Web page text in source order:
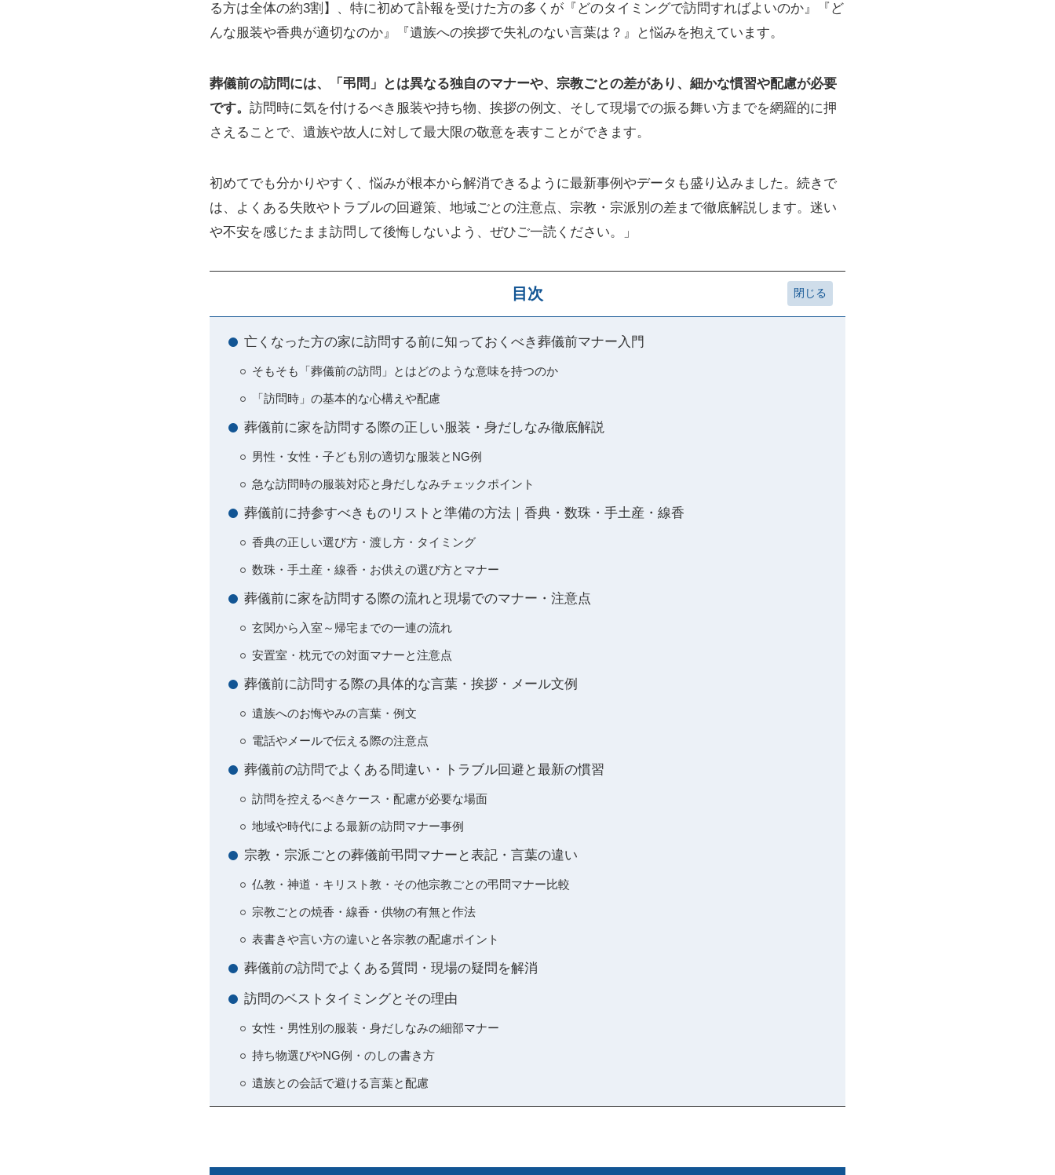
る方は全体の約3割】、特に初めて訃報を受けた方の多くが『どのタイミングで訪問すればよいのか』『ど
んな服装や香典が適切なのか』『遺族への挨拶で失礼のない言葉は？』と悩みを抱えています。
葬儀前の訪問には、「弔問」とは異なる独自のマナーや、宗教ごとの差があり、細かな慣習や配慮が必要
です。 訪問時に気を付けるべき服装や持ち物、挨拶の例文、そして現場での振る舞い方までを網羅的に押
さえることで、遺族や故人に対して最大限の敬意を表すことができます。
初めてでも分かりやすく、悩みが根本から解消できるように最新事例やデータも盛り込みました。続きで
は、よくある失敗やトラブルの回避策、地域ごとの注意点、宗教・宗派別の差まで徹底解説します。迷い
や不安を感じたまま訪問して後悔しないよう、ぜひご一読ください。」
目次
亡くなった方の家に訪問する前に知っておくべき葬儀前マナー入門
そもそも「葬儀前の訪問」とはどのような意味を持つのか
「訪問時」の基本的な心構えや配慮
葬儀前に家を訪問する際の正しい服装・身だしなみ徹底解説
男性・女性・子ども別の適切な服装とNG例
急な訪問時の服装対応と身だしなみチェックポイント
葬儀前に持参すべきものリストと準備の方法｜香典・数珠・手土産・線香
香典の正しい選び方・渡し方・タイミング
数珠・手土産・線香・お供えの選び方とマナー
葬儀前に家を訪問する際の流れと現場でのマナー・注意点
玄関から入室～帰宅までの一連の流れ
安置室・枕元での対面マナーと注意点
葬儀前に訪問する際の具体的な言葉・挨拶・メール文例
遺族へのお悔やみの言葉・例文
電話やメールで伝える際の注意点
葬儀前の訪問でよくある間違い・トラブル回避と最新の慣習
訪問を控えるべきケース・配慮が必要な場面
地域や時代による最新の訪問マナー事例
宗教・宗派ごとの葬儀前弔問マナーと表記・言葉の違い
仏教・神道・キリスト教・その他宗教ごとの弔問マナー比較
宗教ごとの焼香・線香・供物の有無と作法
表書きや言い方の違いと各宗教の配慮ポイント
葬儀前の訪問でよくある質問・現場の疑問を解消
訪問のベストタイミングとその理由
女性・男性別の服装・身だしなみの細部マナー
持ち物選びやNG例・のしの書き方
遺族との会話で避ける言葉と配慮